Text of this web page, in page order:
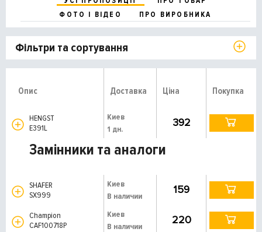
ФОТО І ВІДЕО
ПРО ВИРОБНИКА
Фільтри та сортування
Опис Доставка Ціна Покупка
HENGST
E391L
Киев
1 дн.
392
Замінники та аналоги
SHAFER
SX999
Киев
В наличии
159
Champion
CAF100718P
Киев
В наличии
220